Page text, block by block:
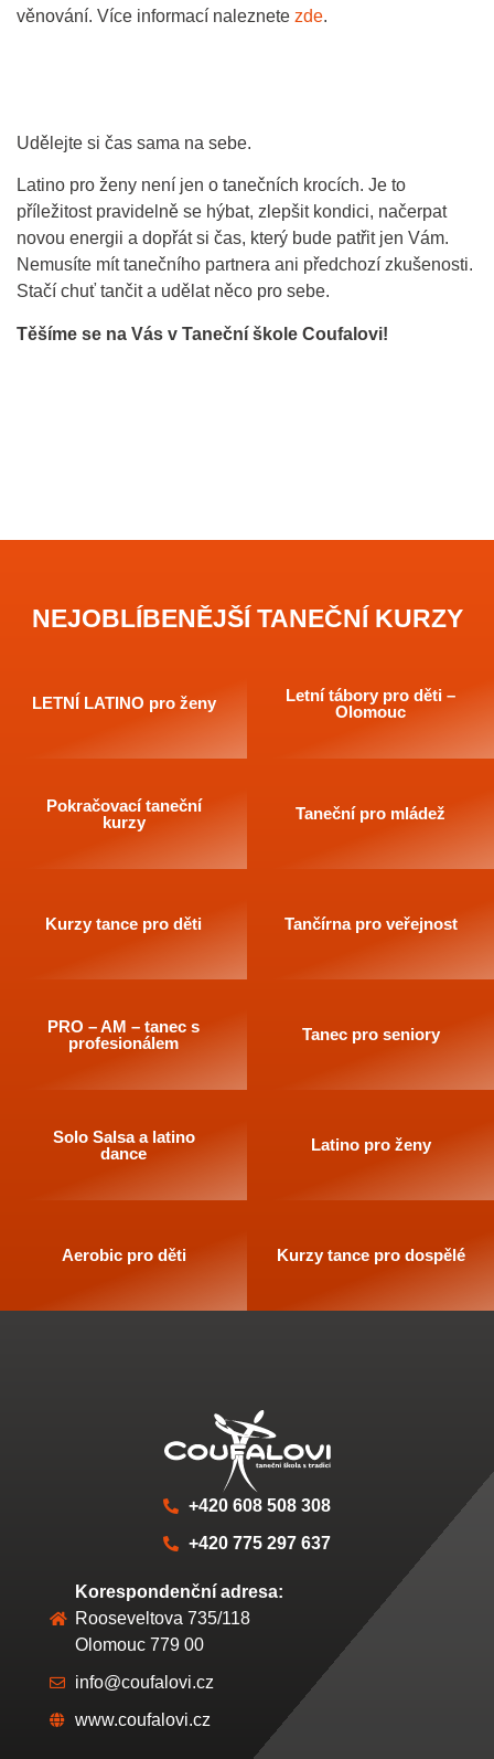
věnování. Více informací naleznete zde.
Udělejte si čas sama na sebe.
Latino pro ženy není jen o tanečních krocích. Je to
příležitost pravidelně se hýbat, zlepšit kondici, načerpat
novou energii a dopřát si čas, který bude patřit jen Vám.
Nemusíte mít tanečního partnera ani předchozí zkušenosti.
Stačí chuť tančit a udělat něco pro sebe.
Těšíme se na Vás v Taneční škole Coufalovi!
NEJOBLÍBENĚJŠÍ TANEČNÍ KURZY
LETNÍ LATINO pro ženy
Letní tábory pro děti –
Olomouc
Pokračovací taneční
kurzy
Taneční pro mládež
Kurzy tance pro děti Tančírna pro veřejnost
PRO – AM – tanec s
profesionálem
Tanec pro seniory
Solo Salsa a latino
dance
Latino pro ženy
Aerobic pro děti Kurzy tance pro dospělé
+420 608 508 308
+420 775 297 637
Korespondenční adresa:
Rooseveltova 735/118
Olomouc 779 00
info@coufalovi.cz
www.coufalovi.cz